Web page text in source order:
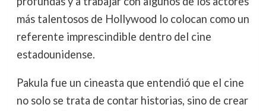
más talentosos de Hollywood lo colocan como un
referente imprescindible dentro del cine
estadounidense.
Pakula fue un cineasta que entendió que el cine
no solo se trata de contar historias, sino de crear